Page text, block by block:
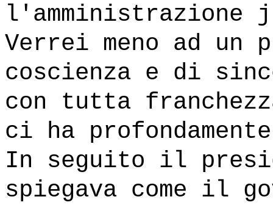
l'amministrazione
Verrei meno ad un
coscienza e di
con tutta
ci ha
In seguito il
spiegava come il